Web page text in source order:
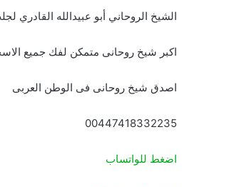
الشيخ الروحاني أبو عبيدالله القادري
اكبر شيخ روحانى متمكن لفك جميع
اصدق شيخ روحانى فى الوطن العربى
00447418332235
اضغط للواتساب